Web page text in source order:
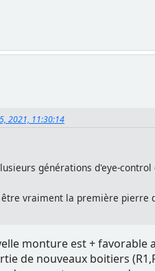
2021, 11:30:14
générations d'eye-
vraiment la première
monture est + favorable
de nouveaux boitiers